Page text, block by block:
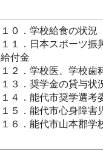
１０．学校給食の状況
１１．日本スポーツ振
給付金
１２．学校医、学校歯
１３．奨学金の貸与状
１４．能代市奨学選考
１５．能代市心身障害
１６．能代市山本郡学